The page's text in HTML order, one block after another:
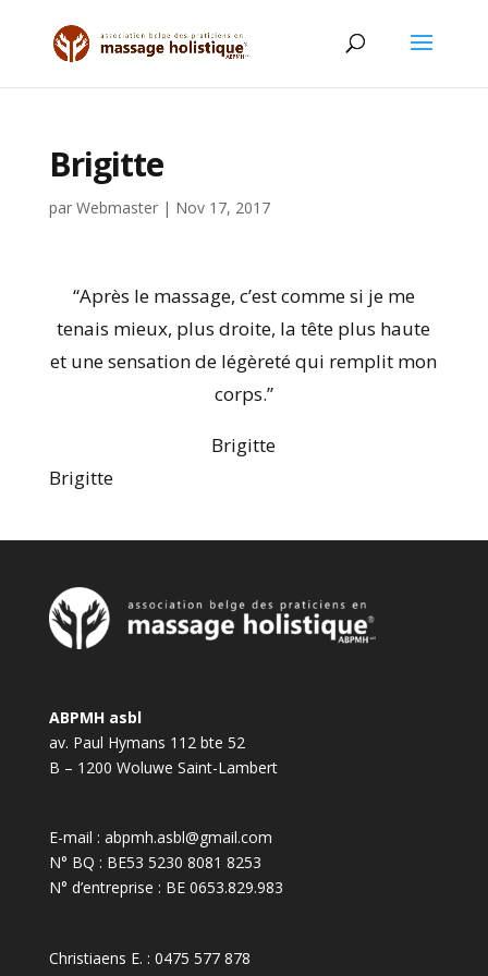
Brigitte
par Webmaster| Nov 17, 2017
“Après le massage, c’est comme si je me
tenais mieux, plus droite, la tête plus haute
et une sensation de légèreté qui remplit mon
corps.”
Brigitte
Brigitte
ABPMH asbl
av. Paul Hymans 112 bte 52
B – 1200 Woluwe Saint-Lambert
E-mail : abpmh.asbl@gmail.com
N° BQ : BE53 5230 8081 8253
N° d’entreprise : BE 0653.829.983
Christiaens E. : 0475 577 878